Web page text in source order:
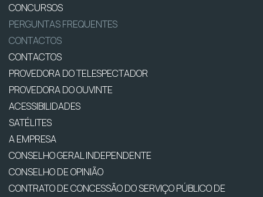
CONCURSOS
PERGUNTAS FREQUENTES
CONTACTOS
CONTACTOS
PROVEDORA DO TELESPECTADOR
PROVEDORA DO OUVINTE
ACESSIBILIDADES
SATÉLITES
A EMPRESA
CONSELHO GERAL INDEPENDENTE
CONSELHO DE OPINIÃO
CONTRATO DE CONCESSÃO DO SERVIÇO PÚBLICO DE